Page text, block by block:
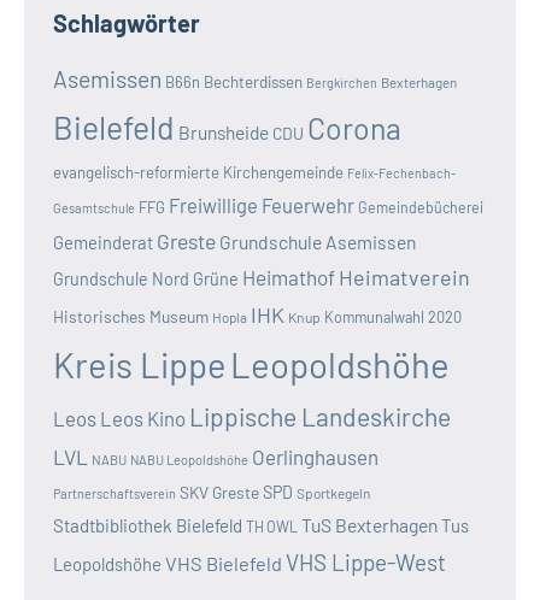
Schlagwörter
Asemissen B66n Bechterdissen Bergkirchen Bexterhagen
Bielefeld Brunsheide CDU Corona
evangelisch-reformierte Kirchengemeinde Felix-Fechenbach-
Gesamtschule FFG Freiwillige Feuerwehr Gemeindebücherei
Gemeinderat Greste Grundschule Asemissen
Grundschule Nord Grüne Heimathof Heimatverein
Historisches Museum Hopla IHK Knup Kommunalwahl 2020
Kreis Lippe Leopoldshöhe
Leos Leos Kino Lippische Landeskirche
LVL NABU NABU Leopoldshöhe Oerlinghausen
Partnerschaftsverein SKV GresteSPD Sportkegeln
Stadtbibliothek Bielefeld TH OWL TuS BexterhagenTus
Leopoldshöhe VHS Bielefeld VHS Lippe-West